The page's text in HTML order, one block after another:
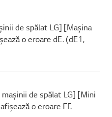
de spălat LG] [Mașina
o eroare dE. (dE1,
de spălat LG] [Mini
o eroare FF.